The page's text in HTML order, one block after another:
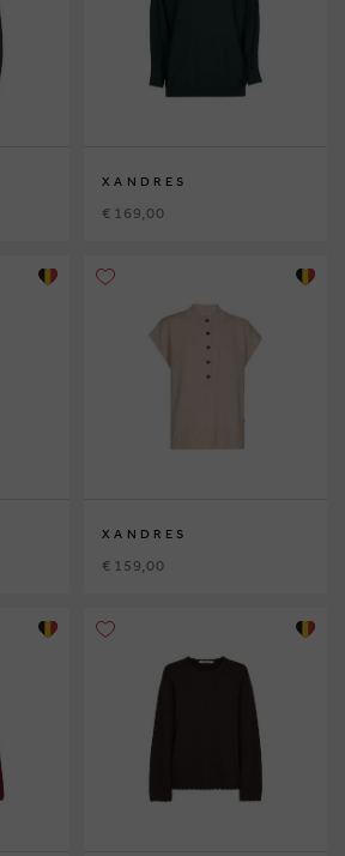
XANDRES
€ 169,00
XANDRES
€ 159,00